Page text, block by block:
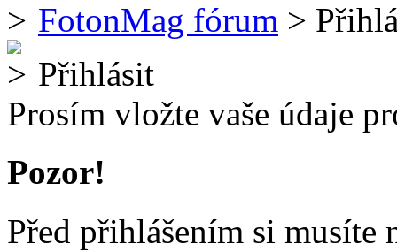
FotonMag fórum >
Přihlásit
Prosím vložte vaše údaje
Pozor!
Před přihlášením si musíte